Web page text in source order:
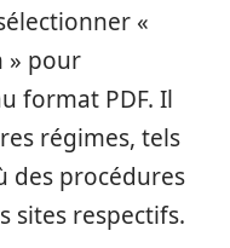
«
» pour
format PDF. Il
régimes, tels
des procédures
sites respectifs.